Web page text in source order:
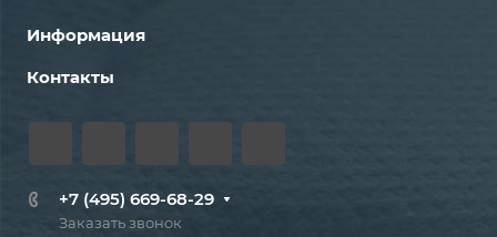
Информация
Контакты
+7 (495) 669-68-29
Заказать звонок